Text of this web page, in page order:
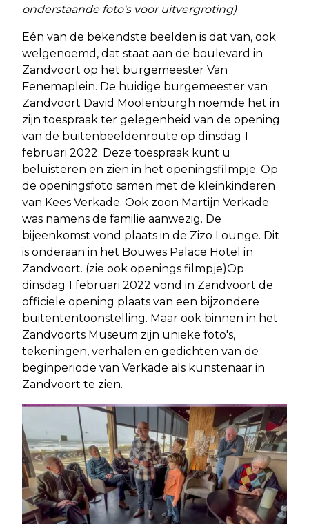
onderstaande foto's voor uitvergroting)
Eén van de bekendste beelden is dat van, ook
welgenoemd, dat staat aan de boulevard in
Zandvoort op het burgemeester Van
Fenemaplein. De huidige burgemeester van
Zandvoort David Moolenburgh noemde het in
zijn toespraak ter gelegenheid van de opening
van de buitenbeeldenroute op dinsdag 1
februari 2022. Deze toespraak kunt u
beluisteren en zien in het openingsfilmpje. Op
de openingsfoto samen met de kleinkinderen
van Kees Verkade. Ook zoon Martijn Verkade
was namens de familie aanwezig. De
bijeenkomst vond plaats in de Zizo Lounge. Dit
is onderaan in het Bouwes Palace Hotel in
Zandvoort. (zie ook openings filmpje)Op
dinsdag 1 februari 2022 vond in Zandvoort de
officiele opening plaats van een bijzondere
buitententoonstelling. Maar ook binnen in het
Zandvoorts Museum zijn unieke foto's,
tekeningen, verhalen en gedichten van de
beginperiode van Verkade als kunstenaar in
Zandvoort te zien.